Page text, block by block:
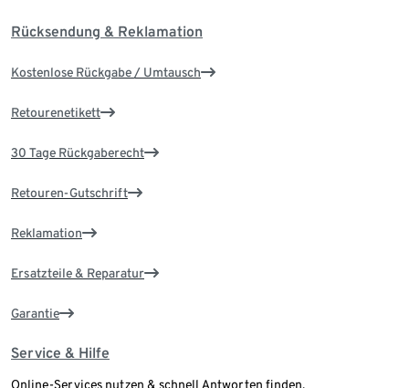
Rücksendung & Reklamation
Kostenlose Rückgabe / Umtausch
Retourenetikett
30 Tage Rückgaberecht
Retouren-Gutschrift
Reklamation
Ersatzteile & Reparatur
Garantie
Service & Hilfe
Online-Services nutzen & schnell Antworten finden.